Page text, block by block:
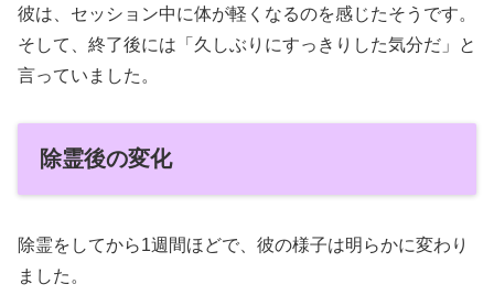
彼は、セッション中に体が軽くなるのを感じたそうです。
そして、終了後には「久しぶりにすっきりした気分だ」と
言っていました。
除霊後の変化
除霊をしてから1週間ほどで、彼の様子は明らかに変わり
ました。